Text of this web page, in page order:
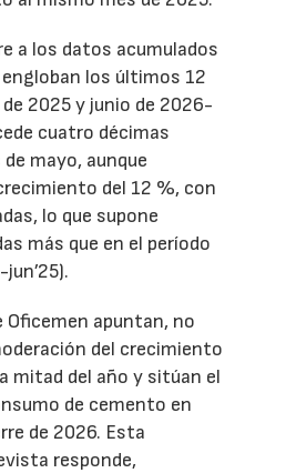
a los datos acumulados
los últimos 12
2025 y junio de 2026-
cuatro décimas
mayo, aunque
del 12 %, con
lo que supone
más que en el período
Oficemen apuntan, no
del crecimiento
mitad del año y sitúan el
de cemento en
de 2026. Esta
responde,